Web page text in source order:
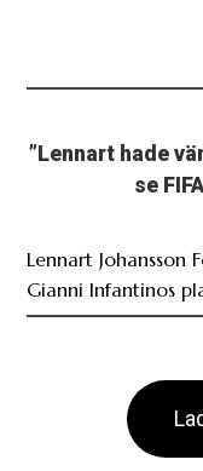
”Lennart hade
se
Lennart Johansson
Gianni Infantinos